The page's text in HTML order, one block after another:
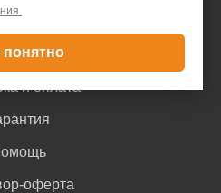
понятно
и оплата
оферта